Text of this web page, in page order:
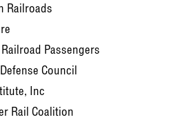
Railroads
Passengers
Council
Inc
Rail Coalition